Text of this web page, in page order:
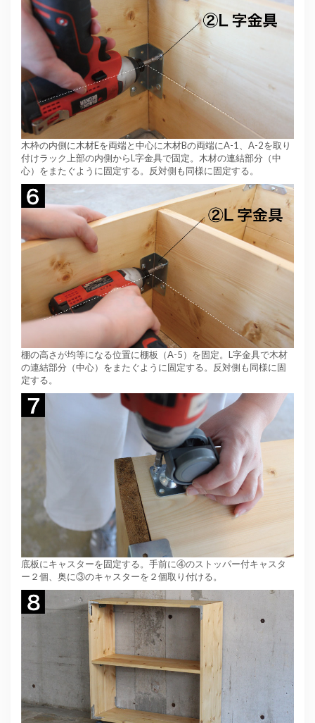
木枠の内側に木材Eを両端と中心に木材Bの両端にA-1、A-2を取り
付けラック上部の内側からL字金具で固定。木材の連結部分（中
心）をまたぐように固定する。反対側も同様に固定する。
棚の高さが均等になる位置に棚板（A-5）を固定。L字金具で木材
の連結部分（中心）をまたぐように固定する。反対側も同様に固
定する。
底板にキャスターを固定する。手前に④のストッパー付キャスタ
ー２個、奥に③のキャスターを２個取り付ける。